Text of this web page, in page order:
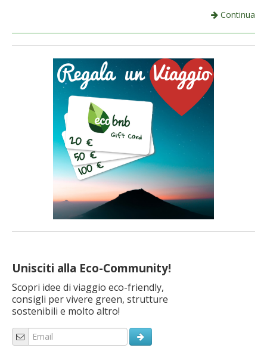
Continua
Unisciti alla Eco-Community!
Scopri idee di viaggio eco-friendly,
consigli per vivere green, strutture
sostenibili e molto altro!